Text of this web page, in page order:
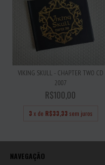
VIKING SKULL - CHAPTER TWO CD
2007
R$100,00
3 x de R$33,33 sem juros
NAVEGAÇÃO